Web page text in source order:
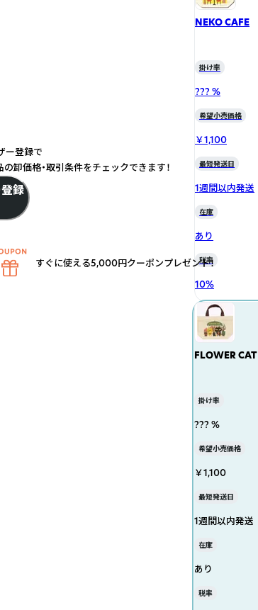
NEKO CAFE
掛け率
??? %
希望小売価格
￥1,100
最短発送日
1週間以内発送
在庫
あり
税率
10%
FLOWER CAT
掛け率
??? %
希望小売価格
￥1,100
最短発送日
1週間以内発送
在庫
あり
税率
ー登録で
の卸価格・取引条件をチェックできます！
録
すぐに使える5,000円クーポンプレゼント！